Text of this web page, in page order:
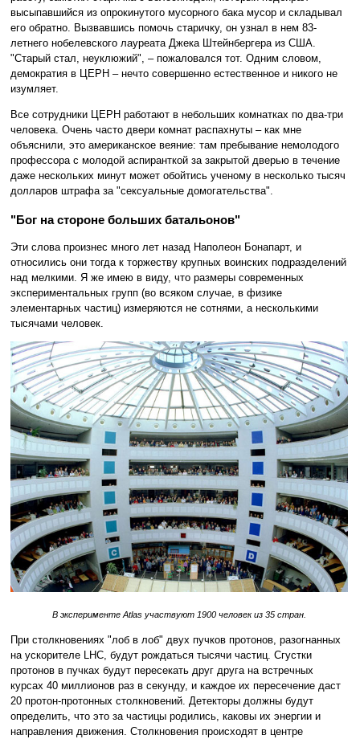
высыпавшийся из опрокинутого мусорного бака мусор и складывал
его обратно. Вызвавшись помочь старичку, он узнал в нем 83-
летнего нобелевского лауреата Джека Штейнбергера из США.
"Старый стал, неуклюжий", – пожаловался тот. Одним словом,
демократия в ЦЕРН – нечто совершенно естественное и никого не
изумляет.
Все сотрудники ЦЕРН работают в небольших комнатках по два-три
человека. Очень часто двери комнат распахнуты – как мне
объяснили, это американское веяние: там пребывание немолодого
профессора с молодой аспиранткой за закрытой дверью в течение
даже нескольких минут может обойтись ученому в несколько тысяч
долларов штрафа за "сексуальные домогательства".
"Бог на стороне больших батальонов"
Эти слова произнес много лет назад Наполеон Бонапарт, и
относились они тогда к торжеству крупных воинских подразделений
над мелкими. Я же имею в виду, что размеры современных
экспериментальных групп (во всяком случае, в физике
элементарных частиц) измеряются не сотнями, а несколькими
тысячами человек.
В эксперименте Atlas участвуют 1900 человек из 35 стран.
При столкновениях "лоб в лоб" двух пучков протонов, разогнанных
на ускорителе LHC, будут рождаться тысячи частиц. Сгустки
протонов в пучках будут пересекать друг друга на встречных
курсах 40 миллионов раз в секунду, и каждое их пересечение даст
20 протон-протонных столкновений. Детекторы должны будут
определить, что это за частицы родились, каковы их энергии и
направления движения. Столкновения происходят в центре